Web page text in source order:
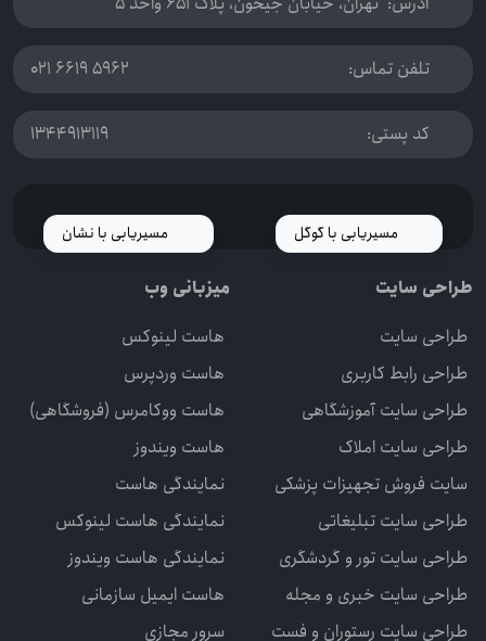
تلفن تماس: 021 6619 5962
کد پستی: 1344913119
مسیریابی با گوگل مسیریابی با نشان
طراحی سایت
طراحی سایت
طراحی رابط کاربری
طراحی سایت آموزشگاهی
طراحی سایت املاک
سایت فروش تجهیزات پزشکی
طراحی سایت تبلیغاتی
طراحی سایت تور و گردشگری
طراحی سایت خبری و مجله
طراحی سایت رستوران و فست
میزبانی وب
هاست لینوکس
هاست وردپرس
هاست ووکامرس (فروشگاهی)
هاست ویندوز
نمایندگی هاست
نمایندگی هاست لینوکس
نمایندگی هاست ویندوز
هاست ایمیل سازمانی
سرور مجازی